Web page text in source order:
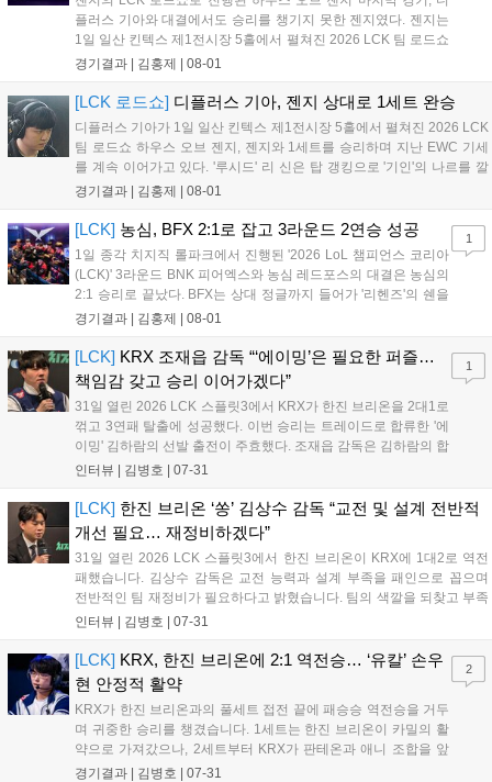
플러스 기아와 대결에서도 승리를 챙기지 못한 젠지였다. 젠지는
1일 일산 킨텍스 제1전시장 5홀에서 펼쳐진 2026 LCK 팀 로드쇼
하우스 오브 젠지 디플러스 기아와 3라운드 경기에서 0:2로 완패
부터 바텀, 탑 모두 교전이...
경기결과 | 김홍제 | 08-01
[LCK 로드쇼] 디플러스 기아, 젠지 상대로 1세트 완승
디플러스 기아가 1일 일산 킨텍스 제1전시장 5홀에서 펼쳐진 2026 LCK
팀 로드쇼 하우스 오브 젠지, 젠지와 1세트를 승리하며 지난 EWC 기세
를 계속 이어가고 있다. '루시드' 리 신은 탑 갱킹으로 '기인'의 나르를 깔
끔하게 잡았다. 그리고 '캐니언'의 스카너가 바텀으로 향했을 때 리 신이
경기결과 | 김홍제 | 08-01
[LCK] 농심, BFX 2:1로 잡고 3라운드 2연승 성공
1일 종각 치지직 롤파크에서 진행된 '2026 LoL 챔피언스 코리아
(LCK)' 3라운드 BNK 피어엑스와 농심 레드포스의 대결은 농심의
2:1 승리로 끝났다. BFX는 상대 정글까지 들어가 '리헨즈'의 쉔을
잡고 먼저 첫 킬을 따냈다. '랩터'의 자르반은 탑으로 향해 '킹겐'의
만 농심이 자르반...
경기결과 | 김홍제 | 08-01
1
[LCK] KRX 조재읍 감독 “‘에이밍’은 필요한 퍼즐…
책임감 갖고 승리 이어가겠다”
31일 열린 2026 LCK 스플릿3에서 KRX가 한진 브리온을 2대1로
꺾고 3연패 탈출에 성공했다. 이번 승리는 트레이드로 합류한 '에
이밍' 김하람의 선발 출전이 주효했다. 조재읍 감독은 김하람의 합
류가 팀의 미드-정글진에 큰 도움이 될 것이라며 만족감을 표했
기에서도 좋은 성적을 거두기 위해 철저히 준비하겠다는 포부를
밝혔다....
인터뷰 | 김병호 | 07-31
1
[LCK] 한진 브리온 ‘쏭’ 김상수 감독 “교전 및 설계 전반적
개선 필요… 재정비하겠다”
31일 열린 2026 LCK 스플릿3에서 한진 브리온이 KRX에 1대2로 역전
패했습니다. 김상수 감독은 교전 능력과 설계 부족을 패인으로 꼽으며
전반적인 팀 재정비가 필요하다고 밝혔습니다. 팀의 색깔을 되찾고 부족
한 점을 보완해 다음 경기에서는 반드시 발전된 모습으로 돌아오겠다고
분석과 회의를 통해 경기력을 개선하겠다는 의지를 보였습니다....
인터뷰 | 김병호 | 07-31
[LCK] KRX, 한진 브리온에 2:1 역전승… ‘유칼’ 손우
현 안정적 활약
KRX가 한진 브리온과의 풀세트 접전 끝에 패승승 역전승을 거두
며 귀중한 승리를 챙겼습니다. 1세트는 한진 브리온이 카밀의 활
약으로 가져갔으나, 2세트부터 KRX가 판테온과 애니 조합을 앞
세워 반격했습니다. 마지막 3세트에서 프로그의 슈퍼플레이로 승
경기결과 | 김병호 | 07-31
2